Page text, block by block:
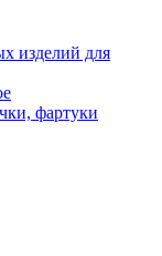
изделий для
фартуки